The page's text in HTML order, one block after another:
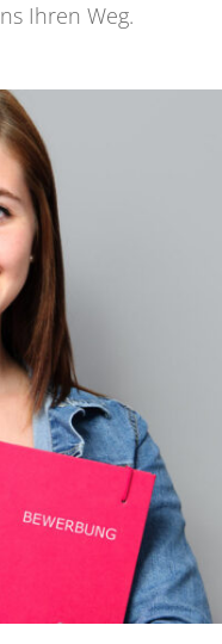
Ihren Weg.